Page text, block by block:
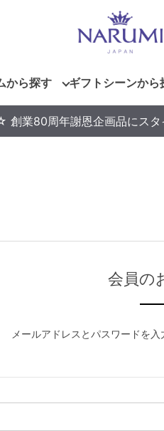
から探す ギフトシーンから
創業80周年謝恩企画品にス
会員の
メールアドレスとパスワードを入